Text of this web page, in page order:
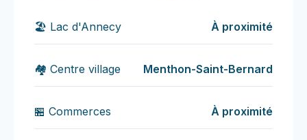
🏖️ Lac d'Annecy À proximité
🏘️ Centre village Menthon-Saint-Bernard
🏪 Commerces À proximité